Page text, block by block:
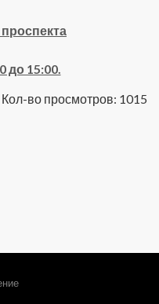
до 15:00.
Кол-во просмотров: 1015